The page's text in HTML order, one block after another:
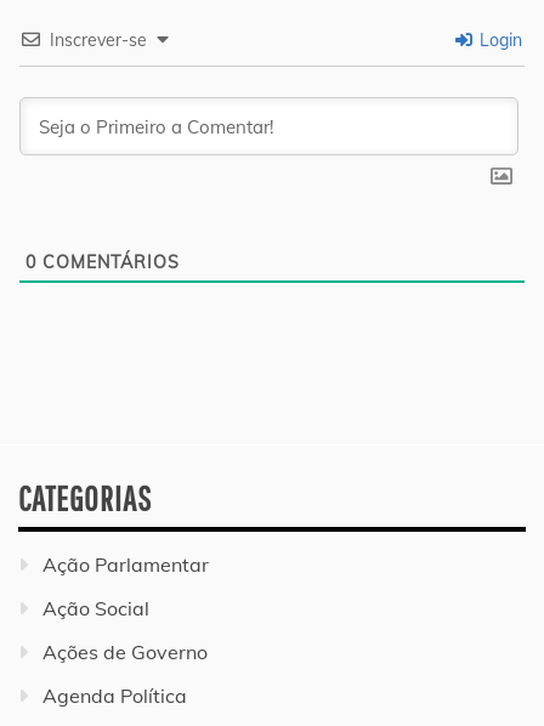
Inscrever-se Login
0 COMENTÁRIOS
CATEGORIAS
Ação Parlamentar
Ação Social
Ações de Governo
Agenda Política